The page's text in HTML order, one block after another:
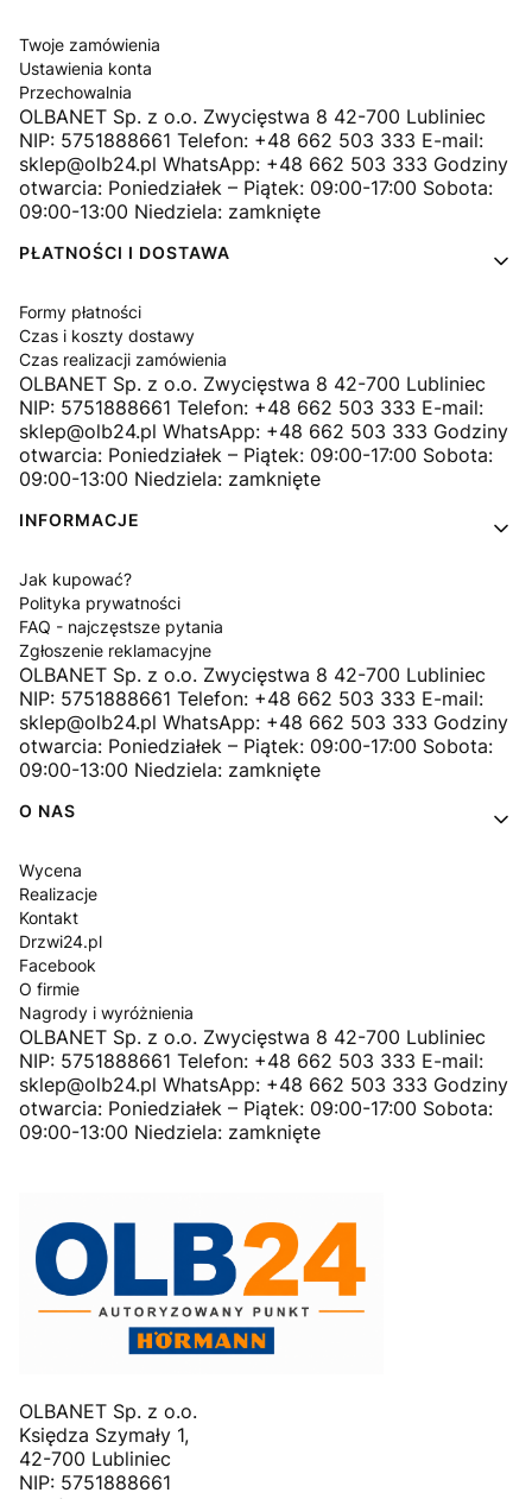
Twoje zamówienia
Ustawienia konta
Przechowalnia
OLBANET Sp. z o.o. Zwycięstwa 8 42-700 Lubliniec
NIP: 5751888661 Telefon: +48 662 503 333 E-mail:
sklep@olb24.pl WhatsApp: +48 662 503 333 Godziny
otwarcia: Poniedziałek – Piątek: 09:00-17:00 Sobota:
09:00-13:00 Niedziela: zamknięte
PŁATNOŚCI I DOSTAWA
Formy płatności
Czas i koszty dostawy
Czas realizacji zamówienia
OLBANET Sp. z o.o. Zwycięstwa 8 42-700 Lubliniec
NIP: 5751888661 Telefon: +48 662 503 333 E-mail:
sklep@olb24.pl WhatsApp: +48 662 503 333 Godziny
otwarcia: Poniedziałek – Piątek: 09:00-17:00 Sobota:
09:00-13:00 Niedziela: zamknięte
INFORMACJE
Jak kupować?
Polityka prywatności
FAQ - najczęstsze pytania
Zgłoszenie reklamacyjne
OLBANET Sp. z o.o. Zwycięstwa 8 42-700 Lubliniec
NIP: 5751888661 Telefon: +48 662 503 333 E-mail:
sklep@olb24.pl WhatsApp: +48 662 503 333 Godziny
otwarcia: Poniedziałek – Piątek: 09:00-17:00 Sobota:
09:00-13:00 Niedziela: zamknięte
O NAS
Wycena
Realizacje
Kontakt
Drzwi24.pl
Facebook
O firmie
Nagrody i wyróżnienia
OLBANET Sp. z o.o. Zwycięstwa 8 42-700 Lubliniec
NIP: 5751888661 Telefon: +48 662 503 333 E-mail:
sklep@olb24.pl WhatsApp: +48 662 503 333 Godziny
otwarcia: Poniedziałek – Piątek: 09:00-17:00 Sobota:
09:00-13:00 Niedziela: zamknięte
OLBANET Sp. z o.o.
Księdza Szymały 1,
42-700 Lubliniec
NIP: 5751888661